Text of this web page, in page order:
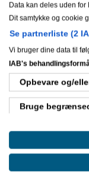
Data kan deles uden for
Dit samtykke og cookie
Se partnerliste (2
Vi bruger dine data til
IAB's
Opbevare og/
Bruge
Oprette profiler
Bruge profiler til